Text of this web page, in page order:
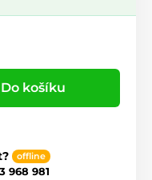
Do košíku
offline
968 981